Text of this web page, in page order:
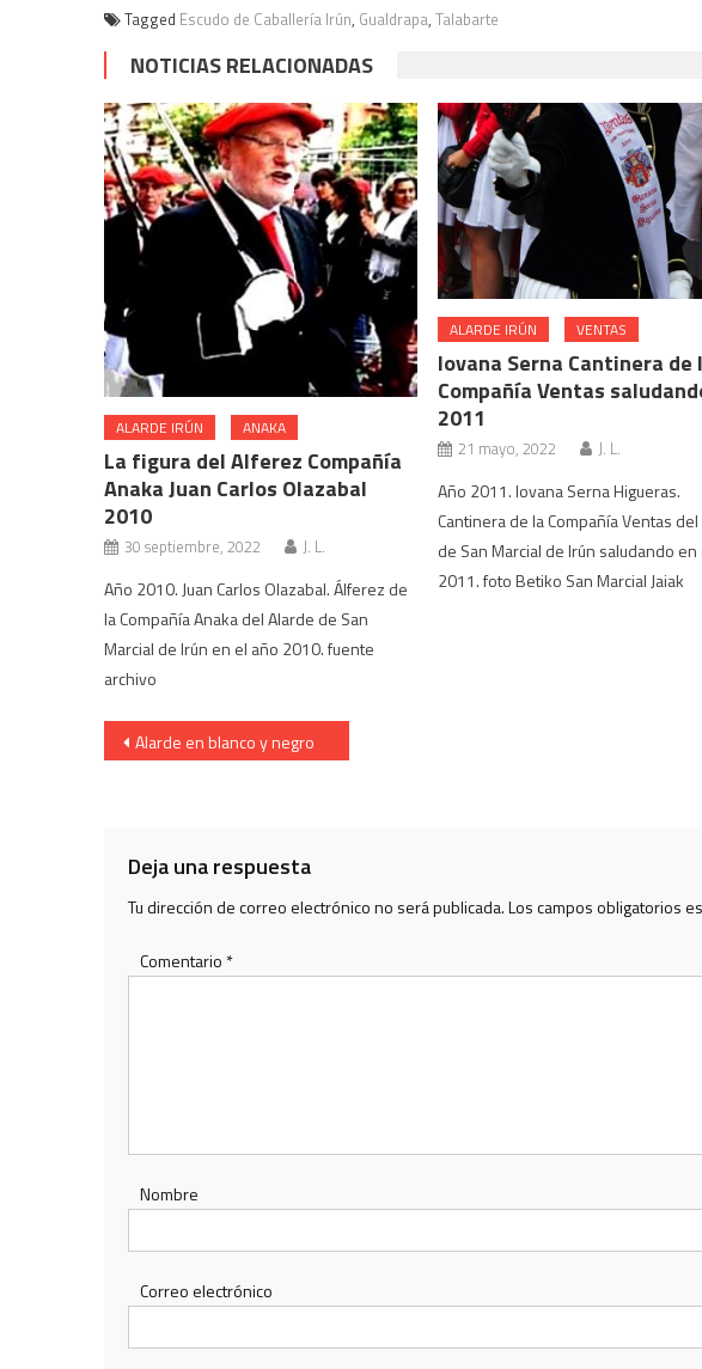
Tagged Escudo de Caballería Irún, Gualdrapa, Talabarte
NOTICIAS RELACIONADAS
ALARDE IRÚN ANAKA
La figura del Alferez Compañía
Anaka Juan Carlos Olazabal
2010
30 septiembre, 2022 J. L.
Año 2010. Juan Carlos Olazabal. Álferez de
la Compañía Anaka del Alarde de San
Marcial de Irún en el año 2010. fuente
archivo
ALARDE IRÚN VENTAS
Iovana Serna Cantinera de
Compañía Ventas
2011
21 mayo, 2022 J. L.
Año 2011. Iovana Serna Higueras.
Cantinera de la Compañía Ventas
de San Marcial de Irún saludando en
2011. foto Betiko San Marcial Jaiak
Navegación
Alarde en blanco y negro
Deja una respuesta
Tu dirección de correo electrónico no será publicada.Los campos obligatorios
Comentario *
Nombre
Correo electrónico